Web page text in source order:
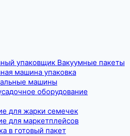
упаковщик Вакуумные пакеты
машина упаковка
машины
оборудование
для жарки семечек
для маркетплейсов
в готовый пакет